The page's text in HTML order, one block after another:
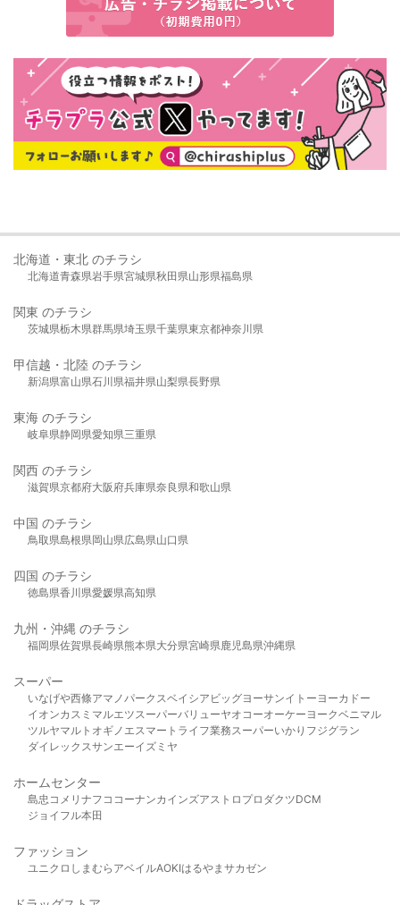
北海道・東北 のチラシ
北海道青森県岩手県宮城県秋田県山形県福島県
関東 のチラシ
茨城県栃木県群馬県埼玉県千葉県東京都神奈川県
甲信越・北陸 のチラシ
新潟県富山県石川県福井県山梨県長野県
東海 のチラシ
岐阜県静岡県愛知県三重県
関西 のチラシ
滋賀県京都府大阪府兵庫県奈良県和歌山県
中国 のチラシ
鳥取県島根県岡山県広島県山口県
四国 のチラシ
徳島県香川県愛媛県高知県
九州・沖縄 のチラシ
福岡県佐賀県長崎県熊本県大分県宮崎県鹿児島県沖縄県
スーパー
いなげや西條アマノパークスベイシア ビッグヨーサンイトーヨーカドー
イオンカスミ マルエツスーパーバリューヤオコーオーケー ヨークベニマル
ツルヤマルト オギノ エスマート ライフ業務スーパーいかり フジグラン
ダイレックスサンエーイズミヤ
ホームセンター
島忠 コメリ ナフコ コーナンカインズアストロプロダクツDCM
ジョイフル本田
ファッション
ユニクロ しまむら アベイルAOKIはるやま サカゼン